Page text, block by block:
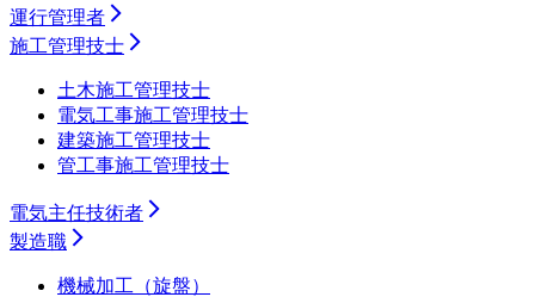
運行管理者
施工管理技士
土木施工管理技士
電気工事施工管理技士
建築施工管理技士
管工事施工管理技士
電気主任技術者
製造職
機械加工（旋盤）